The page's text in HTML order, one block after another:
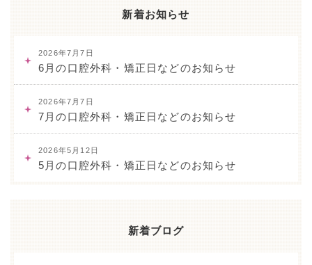
新着お知らせ
2026年7月7日
6月の口腔外科・矯正日などのお知らせ
2026年7月7日
7月の口腔外科・矯正日などのお知らせ
2026年5月12日
5月の口腔外科・矯正日などのお知らせ
新着ブログ